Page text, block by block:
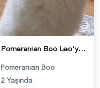
Pomeranian Boo Leo'ya Eş Arıyorum - 118984191
Pomeranian Boo
2 Yaşında